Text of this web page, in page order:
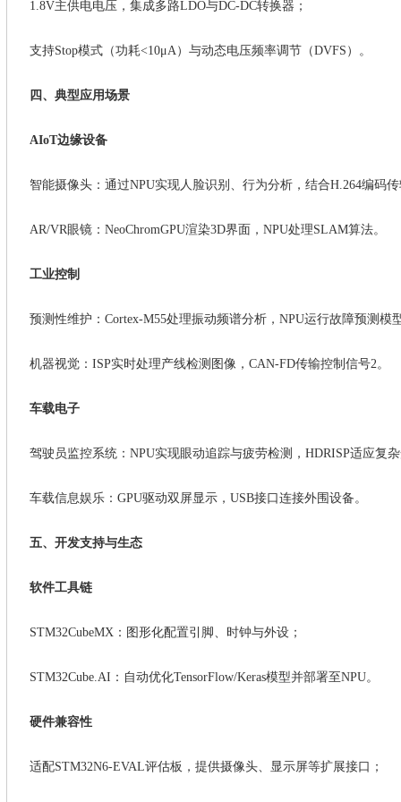
1.8V主供电电压，集成多路LDO与DC-DC转换器；
支持Stop模式（功耗<10μA）与动态电压频率调节（DVFS）。
四、典型应用场景
‌AIoT边缘设备
智能摄像头：通过NPU实现人脸识别、行为分析，结合H.264编码传
AR/VR眼镜：NeoChromGPU渲染3D界面，NPU处理SLAM算法。
‌工业控制
预测性维护： Cortex-M55处理振动频谱分析，NPU运行故障预测模
机器视觉： ISP实时处理产线检测图像，CAN-FD传输控制信号2。
‌车载电子
驾驶员监控系统： NPU实现眼动追踪与疲劳检测，HDRISP适应复杂
车载信息娱乐： GPU驱动双屏显示，USB接口连接外围设备。
五、开发支持与生态
‌软件工具链
STM32CubeMX：图形化配置引脚、时钟与外设；
STM32Cube.AI：自动优化TensorFlow/Keras模型并部署至NPU。
‌硬件兼容性
适配STM32N6-EVAL评估板，提供摄像头、显示屏等扩展接口；